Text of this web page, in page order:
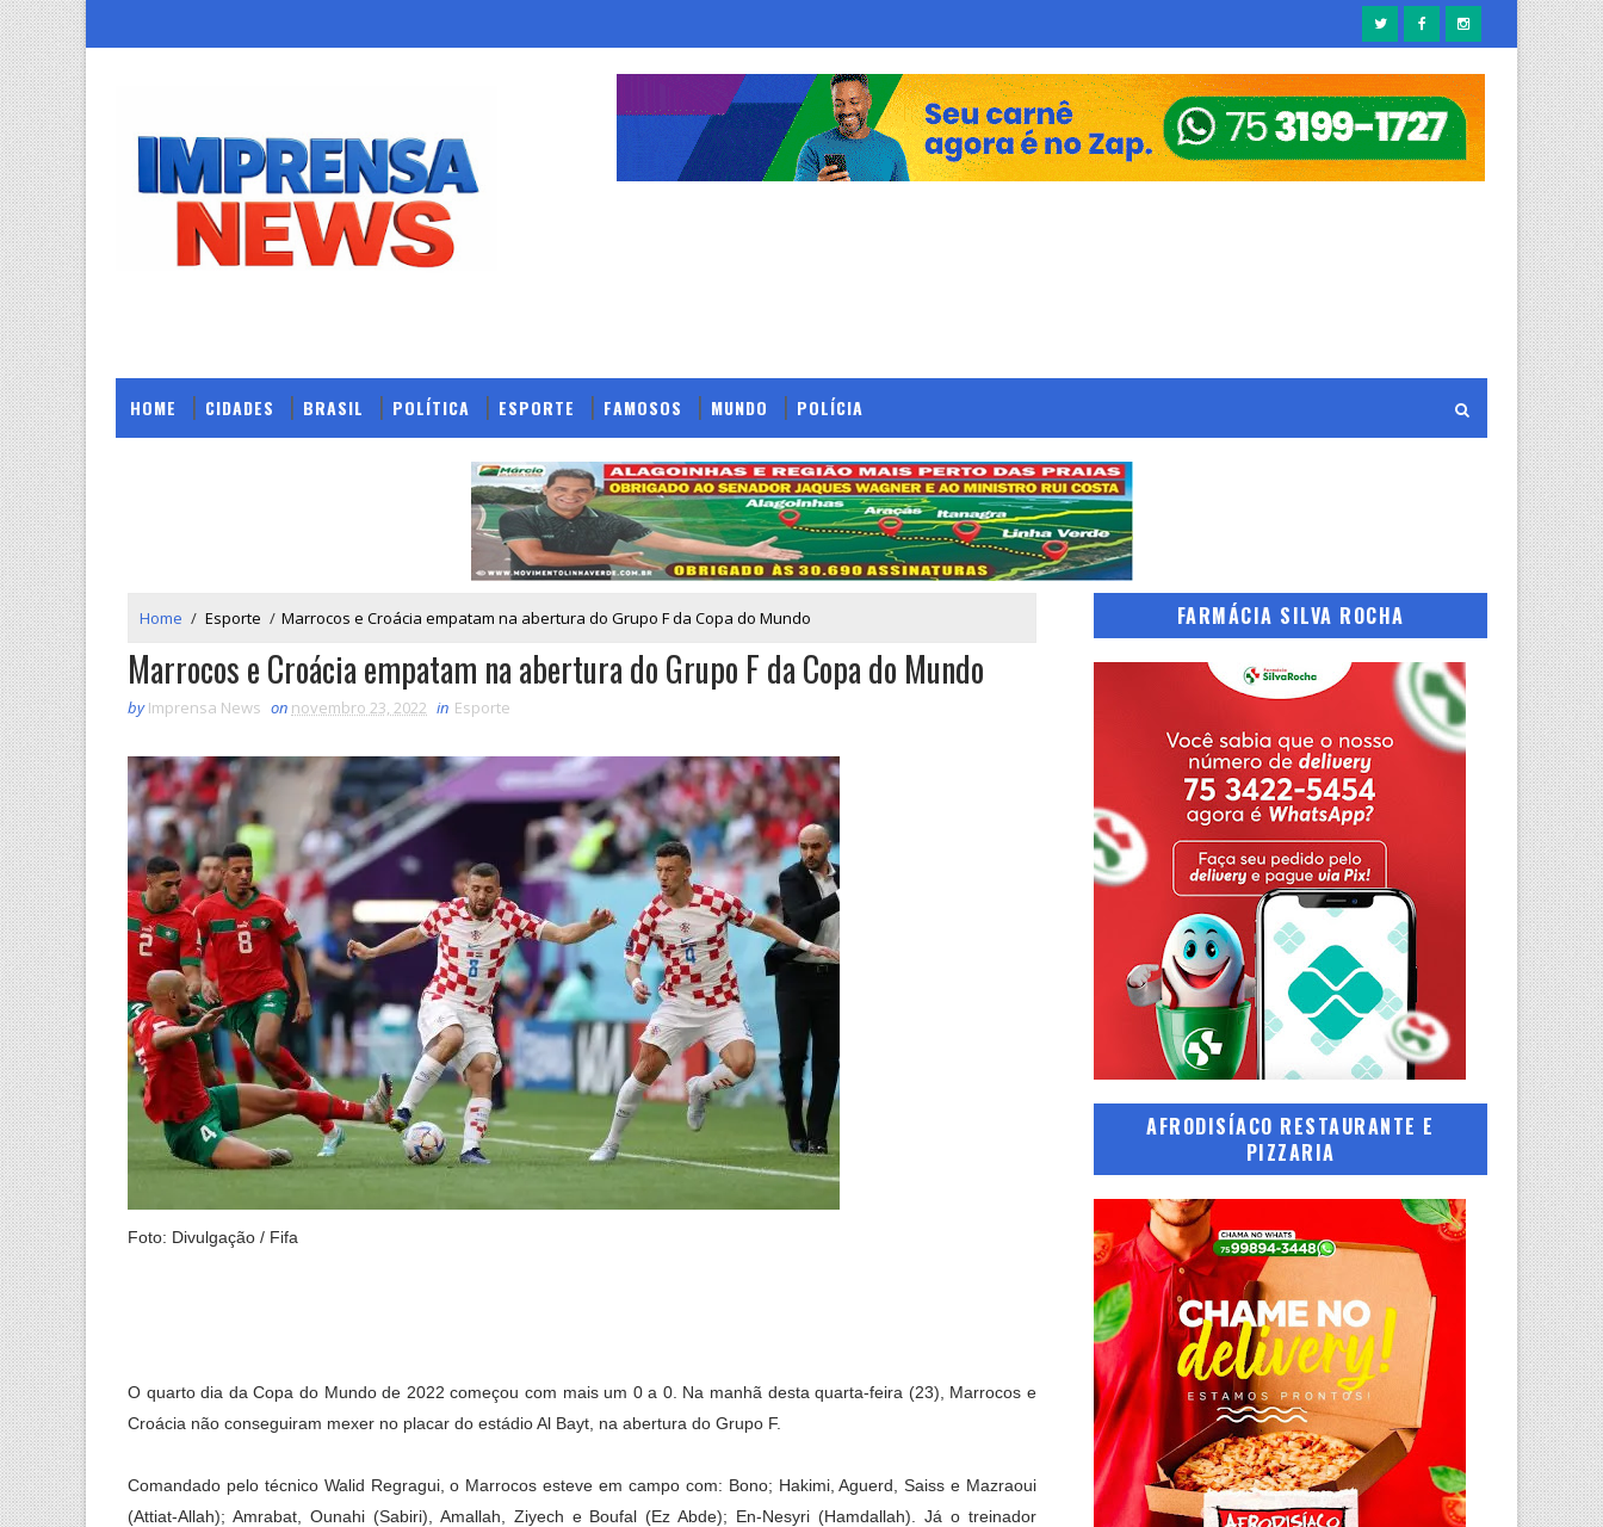
HOME CIDADES BRASIL POLÍTICA ESPORTE FAMOSOS MUNDO POLÍCIA
Home / Esporte / Marrocos e Croácia empatam na abertura do Grupo F da Copa do Mundo
Marrocos e Croácia empatam na abertura do Grupo F da Copa do Mundo
by Imprensa News on novembro 23, 2022 in Esporte
Foto: Divulgação / Fifa
O quarto dia da Copa do Mundo de 2022 começou com mais um 0 a 0. Na manhã desta quarta-feira (23), Marrocos e
Croácia não conseguiram mexer no placar do estádio Al Bayt, na abertura do Grupo F.
Comandado pelo técnico Walid Regragui, o Marrocos esteve em campo com: Bono; Hakimi, Aguerd, Saiss e Mazraoui
(Attiat-Allah); Amrabat, Ounahi (Sabiri), Amallah, Ziyech e Boufal (Ez Abde); En-Nesyri (Hamdallah). Já o treinador
FARMÁCIA SILVA ROCHA
AFRODISÍACO RESTAURANTE E
PIZZARIA